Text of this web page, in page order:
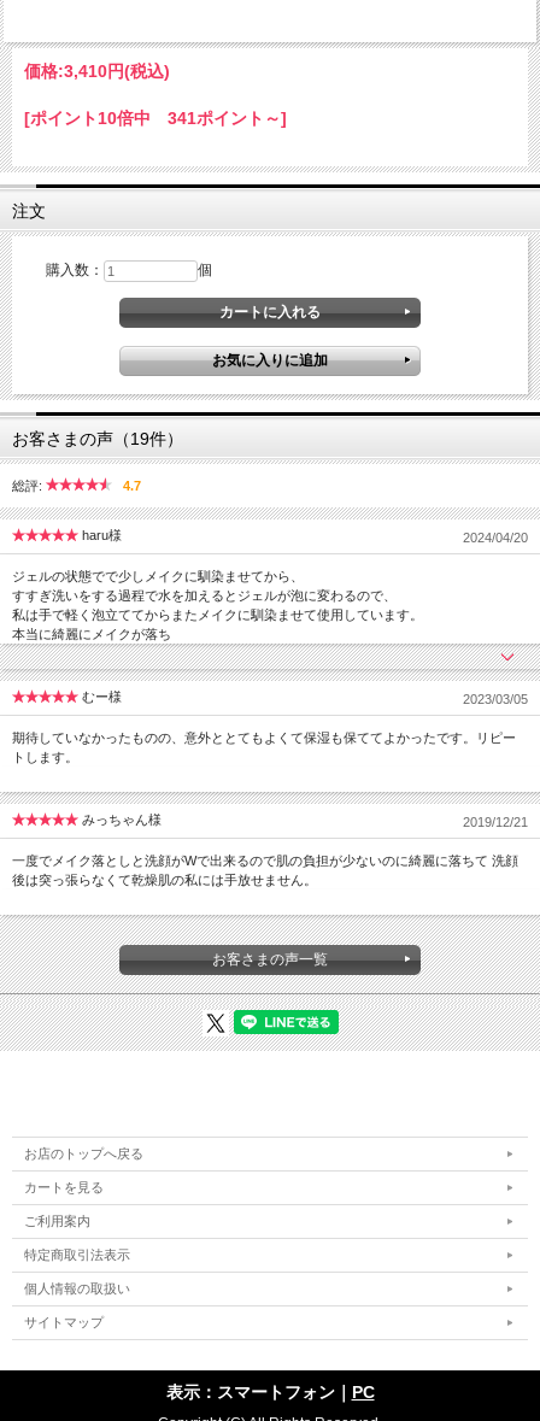
価格:3,410円(税込)
[ポイント10倍中 341ポイント～]
注文
購入数： 個
お客さまの声（19件）
総評: 4.7
haru様 2024/04/20
ジェルの状態でで少しメイクに馴染ませてから、
すすぎ洗いをする過程で水を加えるとジェルが泡に変わるので、
私は手で軽く泡立ててからまたメイクに馴染ませて使用しています。
本当に綺麗にメイクが落ち
むー様 2023/03/05
期待していなかったものの、意外ととてもよくて保湿も保ててよかったです。リピー
トします。
みっちゃん様 2019/12/21
一度でメイク落としと洗顔がWで出来るので肌の負担が少ないのに綺麗に落ちて 洗顔
後は突っ張らなくて乾燥肌の私には手放せません。
お客さまの声一覧
お店のトップへ戻る
カートを見る
ご利用案内
特定商取引法表示
個人情報の取扱い
サイトマップ
表示：スマートフォン｜ PC